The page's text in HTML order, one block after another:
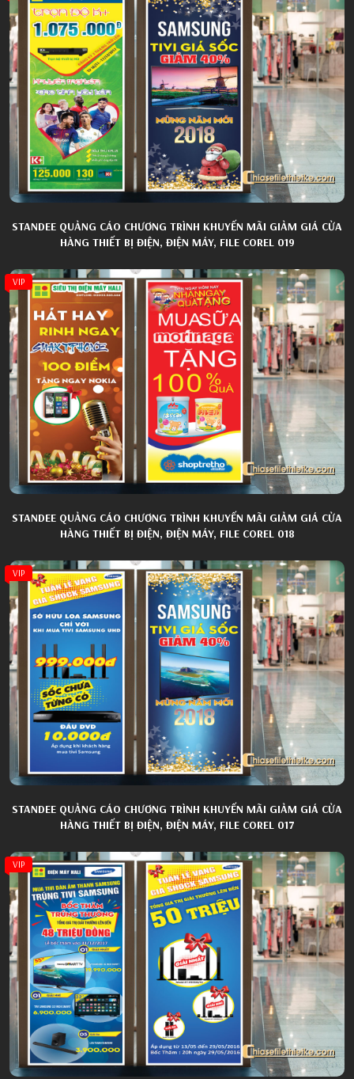
STANDEE QUẢNG CÁO CHƯƠNG TRÌNH KHUYẾN MÃI GIẢM GIÁ CỬA
HÀNG THIẾT BỊ ĐIỆN, ĐIỆN MÁY, FILE COREL 019
VIP
STANDEE QUẢNG CÁO CHƯƠNG TRÌNH KHUYẾN MÃI GIẢM GIÁ CỬA
HÀNG THIẾT BỊ ĐIỆN, ĐIỆN MÁY, FILE COREL 018
VIP
STANDEE QUẢNG CÁO CHƯƠNG TRÌNH KHUYẾN MÃI GIẢM GIÁ CỬA
HÀNG THIẾT BỊ ĐIỆN, ĐIỆN MÁY, FILE COREL 017
VIP